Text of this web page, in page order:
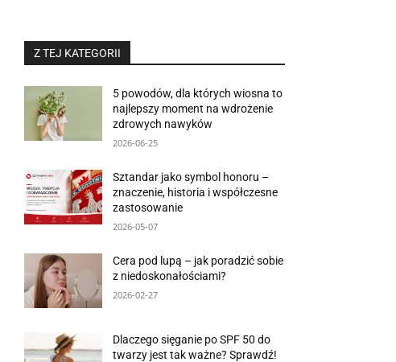
Z TEJ KATEGORII
5 powodów, dla których wiosna to
najlepszy moment na wdrożenie
zdrowych nawyków
2026-06-25
Sztandar jako symbol honoru –
znaczenie, historia i współczesne
zastosowanie
2026-05-07
Cera pod lupą – jak poradzić sobie
z niedoskonałościami?
2026-02-27
Dlaczego sięganie po SPF 50 do
twarzy jest tak ważne? Sprawdź!